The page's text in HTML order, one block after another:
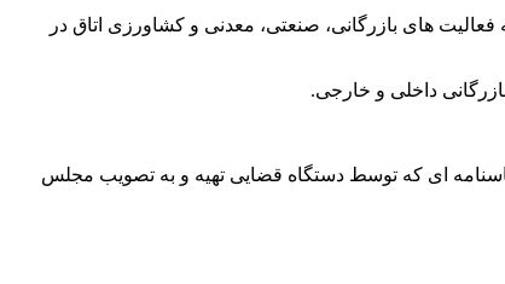
های بازرگانی، صنعتی، معدنی و کشاورزی اتاق در
داخلی و خارجی.
ای که توسط دستگاه قضایی تهیه و به تصویب مجلس